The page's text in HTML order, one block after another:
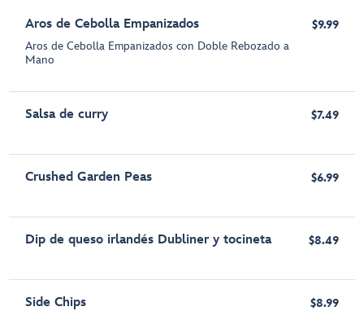
Aros de Cebolla Empanizados
Aros de Cebolla Empanizados con Doble Rebozado a
Mano
$9.99
Salsa de curry $7.49
Crushed Garden Peas $6.99
Dip de queso irlandés Dubliner y tocineta $8.49
Side Chips $8.99